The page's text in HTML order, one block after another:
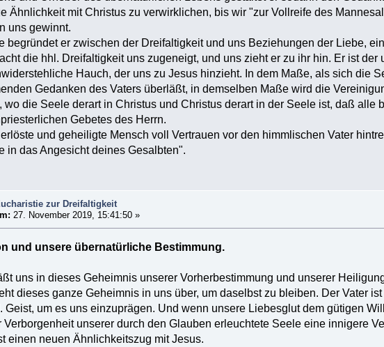
Ähnlichkeit mit Christus zu verwirklichen, bis wir "zur Vollreife des
uns gewinnt.
begründet er zwischen der Dreifaltigkeit und uns Beziehungen der Liebe,
die hhl. Dreifaltigkeit uns zugeneigt, und uns zieht er zu ihr hin. Er ist
Hauch, der uns zu Jesus hinzieht. In dem Maße, als sich die
Gedanken des Vaters überläßt, in demselben Maße wird die
wo die Seele derart in Christus und Christus derart in der Seele ist, daß alle
Gebetes des Herrn.
und geheiligte Mensch voll Vertrauen vor den himmlischen Vater
in das Angesicht deines Gesalbten".
zur Dreifaltigkeit
27. November 2019, 15:41:50 »
und unsere übernatürliche Bestimmung.
uns in dieses Geheimnis unserer Vorherbestimmung und unserer
dieses ganze Geheimnis in uns über, um daselbst zu bleiben. Der Vater
Geist, um es uns einzuprägen. Und wenn unsere Liebesglut dem gütigen
Verborgenheit unserer durch den Glauben erleuchtete Seele eine innigere
einen neuen Ähnlichkeitszug mit Jesus.